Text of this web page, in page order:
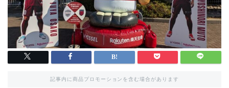
記事内に商品プロモーションを含む場合があります